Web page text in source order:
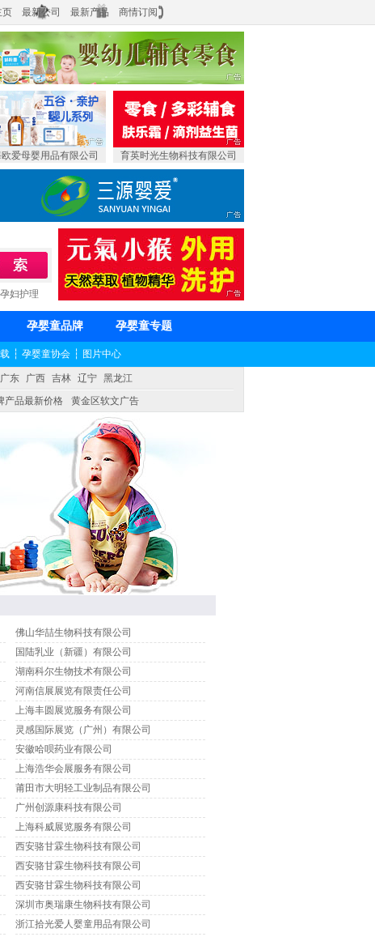
页 最新公司 最新产品 商情订阅
爱母婴用品有限公司 育英时光生物科技有限公司
孕妇护理
孕婴童品牌 孕婴童专题
┆ 孕婴童协会 ┆ 图片中心
广东 广西 吉林 辽宁 黑龙江
产品最新价格 黄金区软文广告
佛山华喆生物科技有限公司
国陆乳业（新疆）有限公司
湖南科尔生物技术有限公司
河南信展展览有限责任公司
上海丰圆展览服务有限公司
灵感国际展览（广州）有限公司
安徽哈呗药业有限公司
上海浩华会展服务有限公司
莆田市大明轻工业制品有限公司
广州创源康科技有限公司
上海科威展览服务有限公司
西安骆甘霖生物科技有限公司
西安骆甘霖生物科技有限公司
西安骆甘霖生物科技有限公司
深圳市奥瑞康生物科技有限公司
浙江拾光爱人婴童用品有限公司